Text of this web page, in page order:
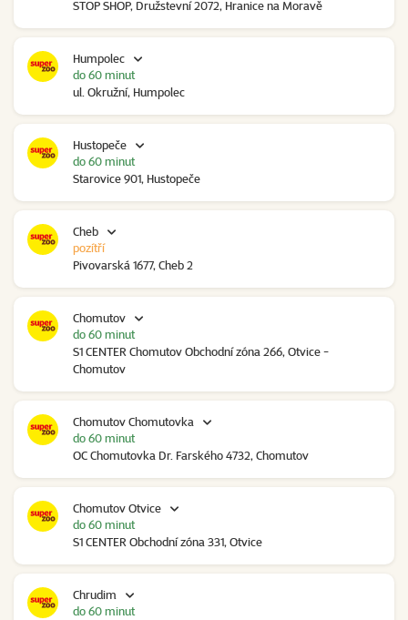
STOP SHOP, Družstevní 2072, Hranice na Moravě
Humpolec
ul. Okružní, Humpolec
do 60 minut
Hustopeče
Starovice 901, Hustopeče
do 60 minut
Cheb
Pivovarská 1677, Cheb 2
pozítří
Chomutov
S1 CENTER Chomutov Obchodní zóna 266, Otvice -
Chomutov
do 60 minut
Chomutov Chomutovka
OC Chomutovka Dr. Farského 4732, Chomutov
do 60 minut
Chomutov Otvice
S1 CENTER Obchodní zóna 331, Otvice
do 60 minut
Chrudim
do 60 minut